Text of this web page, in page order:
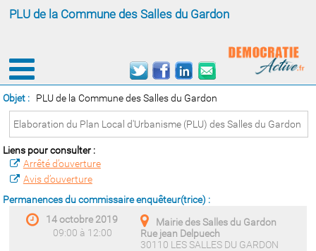
PLU de la Commune des Salles du Gardon
Objet : PLU de la Commune des Salles du Gardon
Elaboration du Plan Local d'Urbanisme (PLU) des Salles du Gardon
Liens pour consulter :
Arrêté d’ouverture
Avis d’ouverture
Permanences du commissaire enquêteur(trice) :
14 octobre 2019
09:00 à 12:00
Mairie des Salles du Gardon
Rue jean Delpuech
30110 LES SALLES DU GARDON